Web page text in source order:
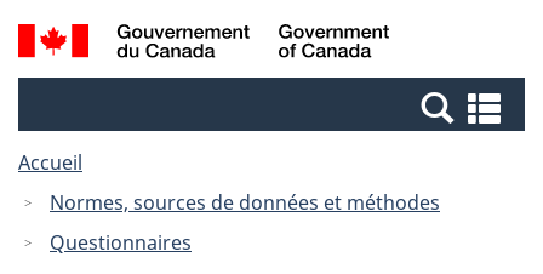
Passer
au
Passer
à
Canada
Recherche
et
et
Accueil
Normes, sources de données et méthodes
Questionnaires